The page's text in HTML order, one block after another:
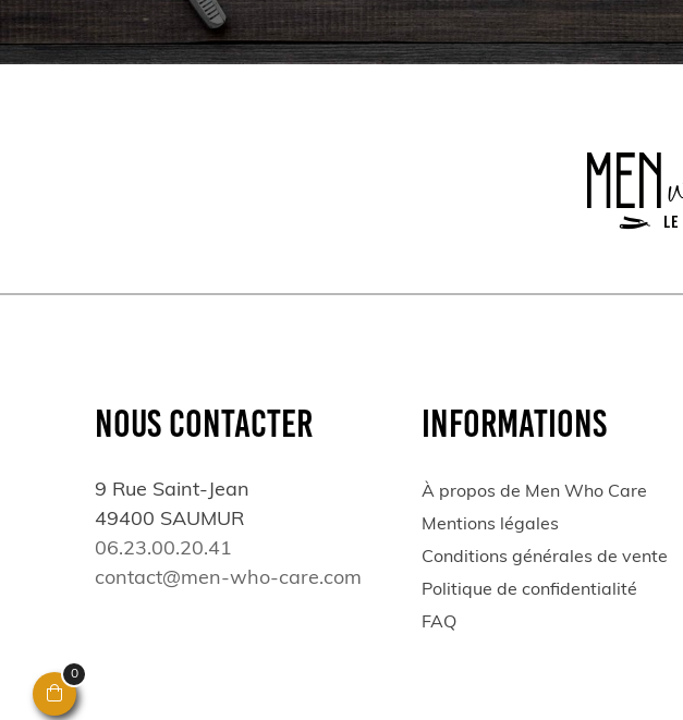
NOUS CONTACTER
9 Rue Saint-Jean
49400 SAUMUR
06.23.00.20.41
contact@men-who-care.com
INFORMATIONS
À propos de Men Who Care
Mentions légales
Conditions générales de vente
Politique de confidentialité
FAQ
0